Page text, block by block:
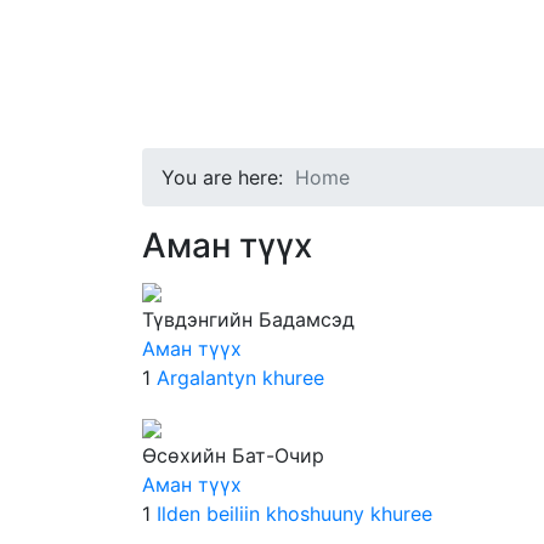
You are here: Home
Аман түүх
Түвдэнгийн Бадамсэд
Аман түүх
1 Argalantyn khuree
Өсөхийн Бат-Очир
Аман түүх
1 Ilden beiliin khoshuuny khuree